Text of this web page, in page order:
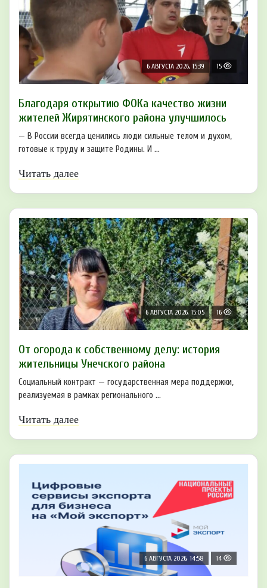
6 АВГУСТА 2026, 15:39 15
Благодаря открытию ФОКа качество жизни
жителей Жирятинского района улучшилось
— В России всегда ценились люди сильные телом и духом,
готовые к труду и защите Родины. И ...
Читать далее
6 АВГУСТА 2026, 15:05 16
От огорода к собственному делу: история
жительницы Унечского района
Социальный контракт — государственная мера поддержки,
реализуемая в рамках регионального ...
Читать далее
6 АВГУСТА 2026, 14:58 14